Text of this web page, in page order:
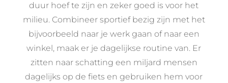
duur hoef te zijn en zeker goed is voor het
milieu. Combineer sportief bezig zijn met het
bijvoorbeeld naar je werk gaan of naar een
winkel, maak er je dagelijkse routine van. Er
zitten naar schatting een miljard mensen
dagelijks op de fiets en gebruiken hem voor